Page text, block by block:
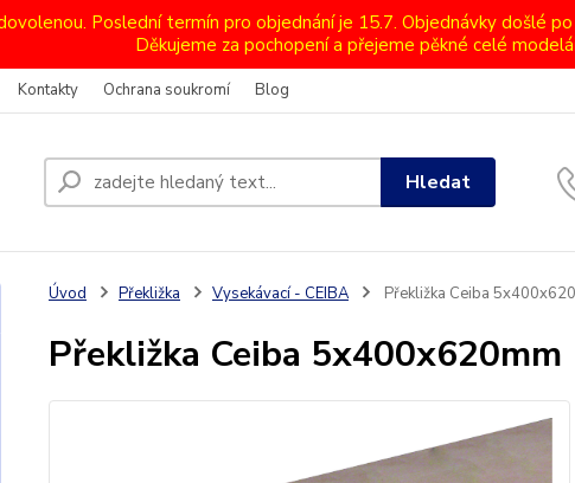
Poslední termín pro objednání je 15.7. Objednávky došlé
Děkujeme za pochopení a přejeme pěkné celé
Kontakty Ochrana soukromí Blog
Hledat
Úvod Překližka Vysekávací - CEIBA Překližka Ceiba
Překližka Ceiba 5x400x620mm